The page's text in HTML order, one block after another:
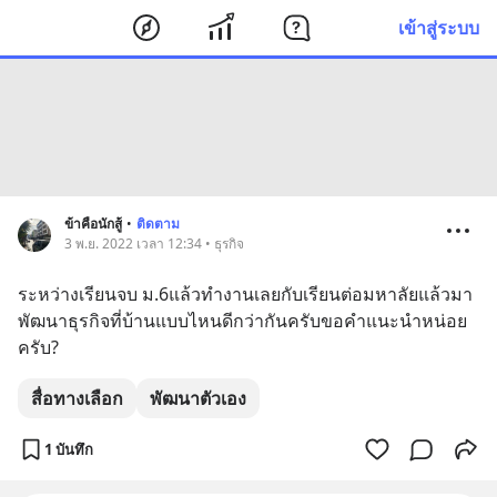
เข้าสู่ระบบ
ข้าคือนักสู้ • ติดตาม
3 พ.ย. 2022 เวลา 12:34 • ธุรกิจ
ระหว่างเรียนจบ ม.6แล้วทำงานเลยกับเรียนต่อมหาลัยแล้วมา
พัฒนาธุรกิจที่บ้านแบบไหนดีกว่ากันครับขอคำแนะนำหน่อย
ครับ?
สื่อทางเลือก พัฒนาตัวเอง
1 บันทึก